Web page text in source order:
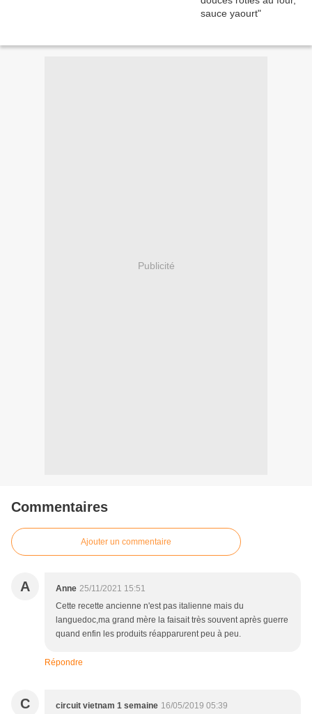
Publicité
Commentaires
Ajouter un commentaire
A Anne 25/11/2021 15:51
Cette recette ancienne n'est pas italienne mais du
languedoc,ma grand mère la faisait très souvent après guerre
quand enfin les produits réapparurent peu à peu.
Répondre
C circuit vietnam 1 semaine 16/05/2019 05:39